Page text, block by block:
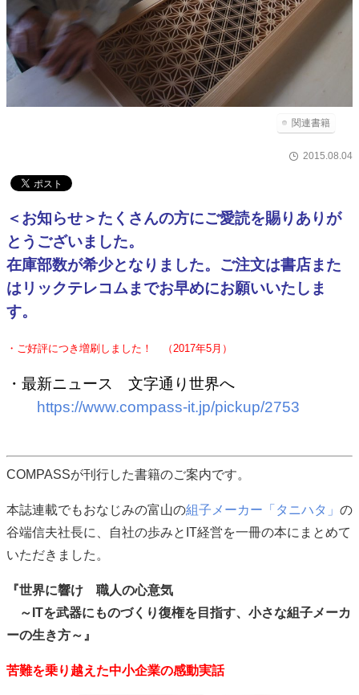
関連書籍
2015.08.04
＜お知らせ＞たくさんの方にご愛読を賜りありが
とうございました。
在庫部数が希少となりました。ご注文は書店また
はリックテレコムまでお早めにお願いいたしま
す。
・ご好評につき増刷しました！ （2017年5月）
・最新ニュース 文字通り世界へ
https://www.compass-it.jp/pickup/2753
COMPASSが刊行した書籍のご案内です。
本誌連載でもおなじみの富山の組子メーカー「タニハタ」 の
谷端信夫社長に、自社の歩みとIT経営を一冊の本にまとめて
いただきました。
『世界に響け 職人の心意気
～ITを武器にものづくり復権を目指す、小さな組子メーカ
ーの生き方～』
苦難を乗り越えた中小企業の感動実話